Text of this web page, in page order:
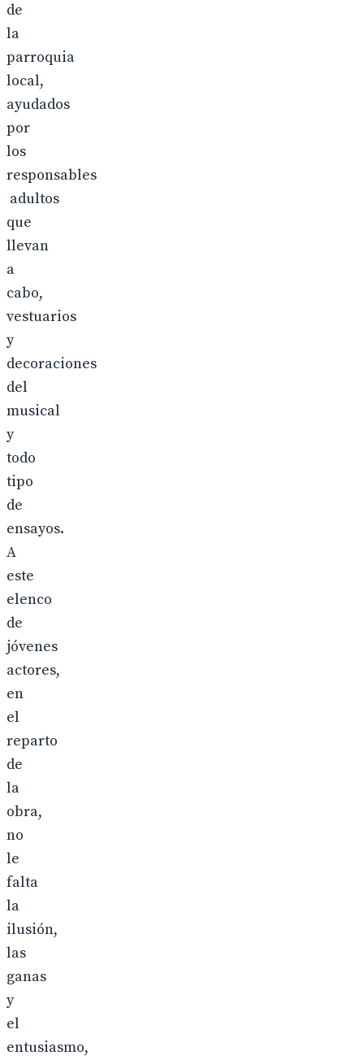
de
la
parroquia
local,
ayudados
por
los
responsables
adultos
que
llevan
a
cabo,
vestuarios
y
decoraciones
del
musical
y
todo
tipo
de
ensayos.
A
este
elenco
de
jóvenes
actores,
en
el
reparto
de
la
obra,
no
le
falta
la
ilusión,
las
ganas
y
el
entusiasmo,